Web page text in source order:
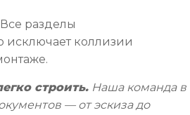
Все разделы
исключает коллизии
строить. Наша команда в
— от эскиза до